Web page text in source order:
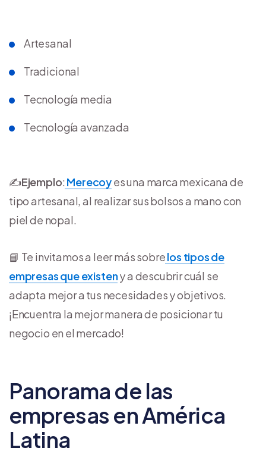
Artesanal
Tradicional
Tecnología media
Tecnología avanzada
✍️Ejemplo: Merecoyes una marca mexicana de
tipo artesanal, al realizar sus bolsos a mano con
piel de nopal.
📘 Te invitamos a leer más sobrelos tipos de
empresas que existeny a descubrir cuál se
adapta mejor a tus necesidades y objetivos.
¡Encuentra la mejor manera de posicionar tu
negocio en el mercado!
Panorama de las
empresas en América
Latina